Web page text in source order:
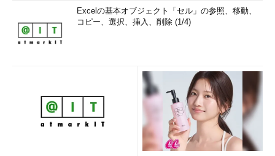
Excelの基本オブジェクト「セル」の参照、移動、
コピー、選択、挿入、削除 (1/4)